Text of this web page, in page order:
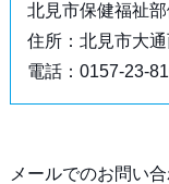
北見市保健福祉
住所：北見市大
電話：0157-23-
メールでのお問い